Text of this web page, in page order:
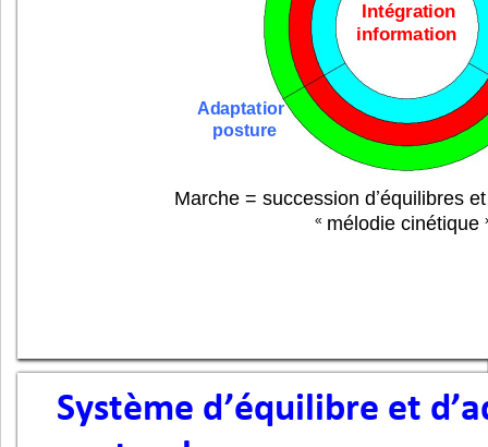
Adaptation
posture
Intégration
informations
Marche = succession d’équilibres
« mélodie cinétique
Système d’équilibre et d’